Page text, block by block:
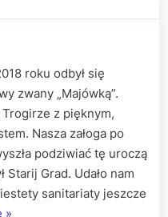
roku odbył się
zwany „Majówką”.
z pięknym,
Nasza załoga po
podziwiać tę uroczą
Grad. Udało nam
sanitariaty jeszcze
„Klubowy
»